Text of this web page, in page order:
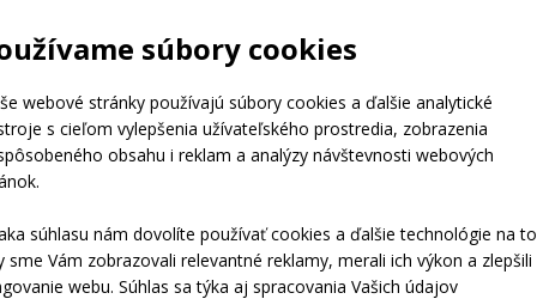
súbory cookies
webové stránky používajú súbory cookies a ďalšie analytické
s cieľom vylepšenia užívateľského prostredia, zobrazenia
obsahu i reklam a analýzy návštevnosti webových
súhlasu nám dovolíte používať cookies a ďalšie technológie na
sme Vám zobrazovali relevantné reklamy, merali ich výkon a zlepšili
webu. Súhlas sa týka aj spracovania Vašich údajov
patríte do klubu, môžete nám napísať jeho názov?
približný počet osôb, pre ktoré by sme oblečenie
5-10 11-50 viac ako 50 stovky kusov
by ste potrebovali, aby sme začali s výrobou?*
nám povedať ďalšie podrobnosti?